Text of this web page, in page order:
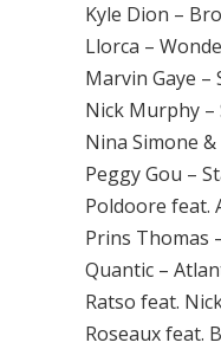
Kyle Dion –
Llorca –
Marvin Gaye –
Nick Murphy –
Nina Simone
Peggy Gou –
Poldoore feat.
Prins Thomas
Quantic –
Ratso feat.
Roseaux feat.